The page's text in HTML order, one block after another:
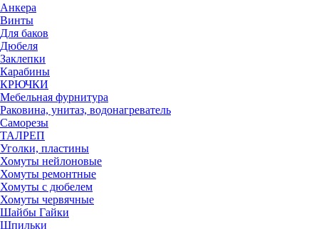
Анкера
Винты
Для баков
Дюбеля
Заклепки
Карабины
КРЮЧКИ
Мебельная фурнитура
Раковина, унитаз, водонагреватель
Саморезы
ТАЛРЕП
Уголки, пластины
Хомуты нейлоновые
Хомуты ремонтные
Хомуты с дюбелем
Хомуты червячные
Шайбы Гайки
Шпильки